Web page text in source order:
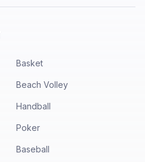
Basket
Beach Volley
Handball
Poker
Baseball